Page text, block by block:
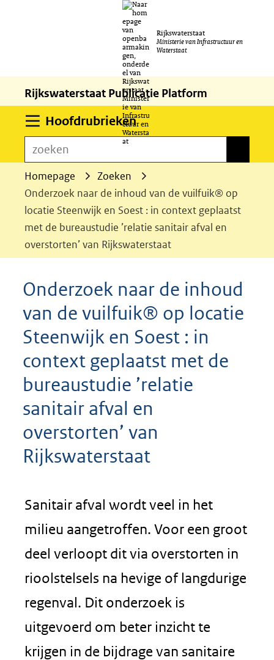
naar
de
inhoud
Rijkswaterstaat
Ministerie van Infrastructuur en
Waterstaat
Rijkswaterstaat Publicatie Platform
HoofdrubriekenUitklappen
zoeken
Homepage
Zoeken
Onderzoek naar de inhoud van de vuilfuik® op
locatie Steenwijk en Soest : in context geplaatst
met de bureaustudie ’relatie sanitair afval en
overstorten’ van Rijkswaterstaat
Onderzoek naar de inhoud
van de vuilfuik® op locatie
Steenwijk en Soest : in
context geplaatst met de
bureaustudie ’relatie
sanitair afval en
overstorten’ van
Rijkswaterstaat
Sanitair afval wordt veel in het
milieu aangetroffen. Voor een groot
deel verloopt dit via overstorten in
rioolstelsels na hevige of langdurige
regenval. Dit onderzoek is
uitgevoerd om beter inzicht te
krijgen in de bijdrage van sanitaire